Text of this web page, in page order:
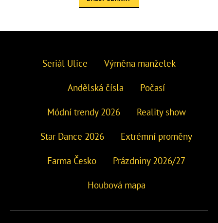
Seriál Ulice Výměna manželek
Andělská čísla Počasí
Módní trendy 2026 Reality show
Star Dance 2026 Extrémní proměny
Farma Česko Prázdniny 2026/27
Houbová mapa